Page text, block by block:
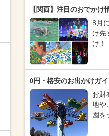
【関西】注目のおでかけ
8月
け先
け！
0円・格安のお出かけガイ
お財
地や
園を